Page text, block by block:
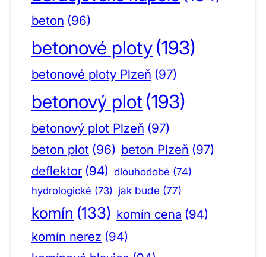
beton (96)
betonové ploty(193)
betonové ploty Plzeň (97)
betonový plot (193)
betonový plot Plzeň (97)
beton plot (96) beton Plzeň (97)
deflektor (94) dlouhodobé (74)
hydrologické (73) jak bude (77)
komín (133) komín cena (94)
komín nerez (94)